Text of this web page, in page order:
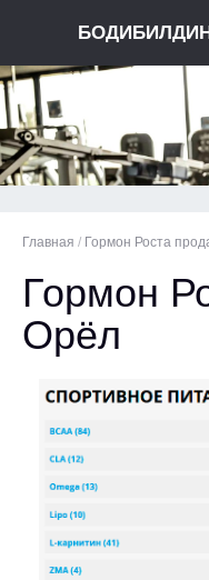
Главная / Гормон Роста
Гормон
Орёл